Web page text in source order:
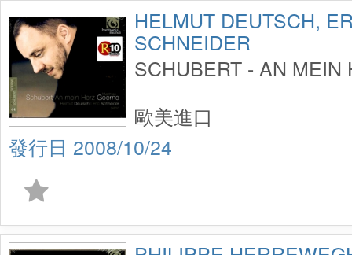
HELMUT DEUTSCH,
SCHNEIDER
SCHUBERT - AN MEIN
2008/10/24
歐美進口